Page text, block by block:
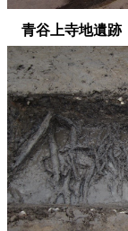
青谷上寺地遺